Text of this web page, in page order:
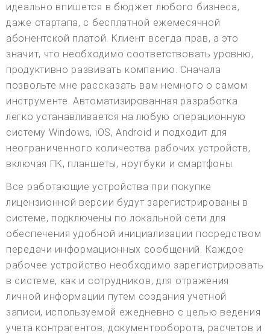
идеально впишется в бюджет любого бизнеса,
даже стартапа, с бесплатной ежемесячной
абонентской платой. Клиент всегда прав, а это
значит, что необходимо соответствовать уровню,
продуктивно развивать компанию. Сначала
позвольте мне рассказать вам немного о самом
инструменте. Автоматизированная разработка
легко устанавливается на любую операционную
систему Windows, iOS, Android и подходит для
неограниченного количества рабочих устройств,
включая ПК, планшеты, ноутбуки и смартфоны.
Все работающие устройства при покупке
лицензионной версии будут зарегистрированы в
системе, подключены по локальной сети для
обеспечения удобной инициализации посредством
передачи информационных сообщений. Каждое
рабочее устройство необходимо зарегистрировать
в системе, как и сотрудников, для отражения
личной информации путем создания учетной
записи, используемой ежедневно с целью ведения
учета контрагентов, документооборота, расчетов и